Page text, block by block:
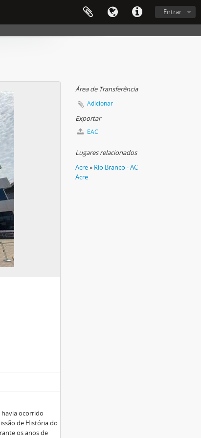
Entrar
havia ocorrido
de História do
os anos de
Área de Transferência
Adicionar
Exportar
EAC
Lugares relacionados
Acre» Rio Branco - AC
Acre